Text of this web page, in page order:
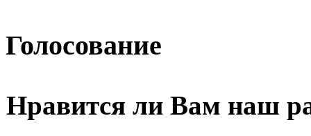
Голосование
Нравится ли Вам наш